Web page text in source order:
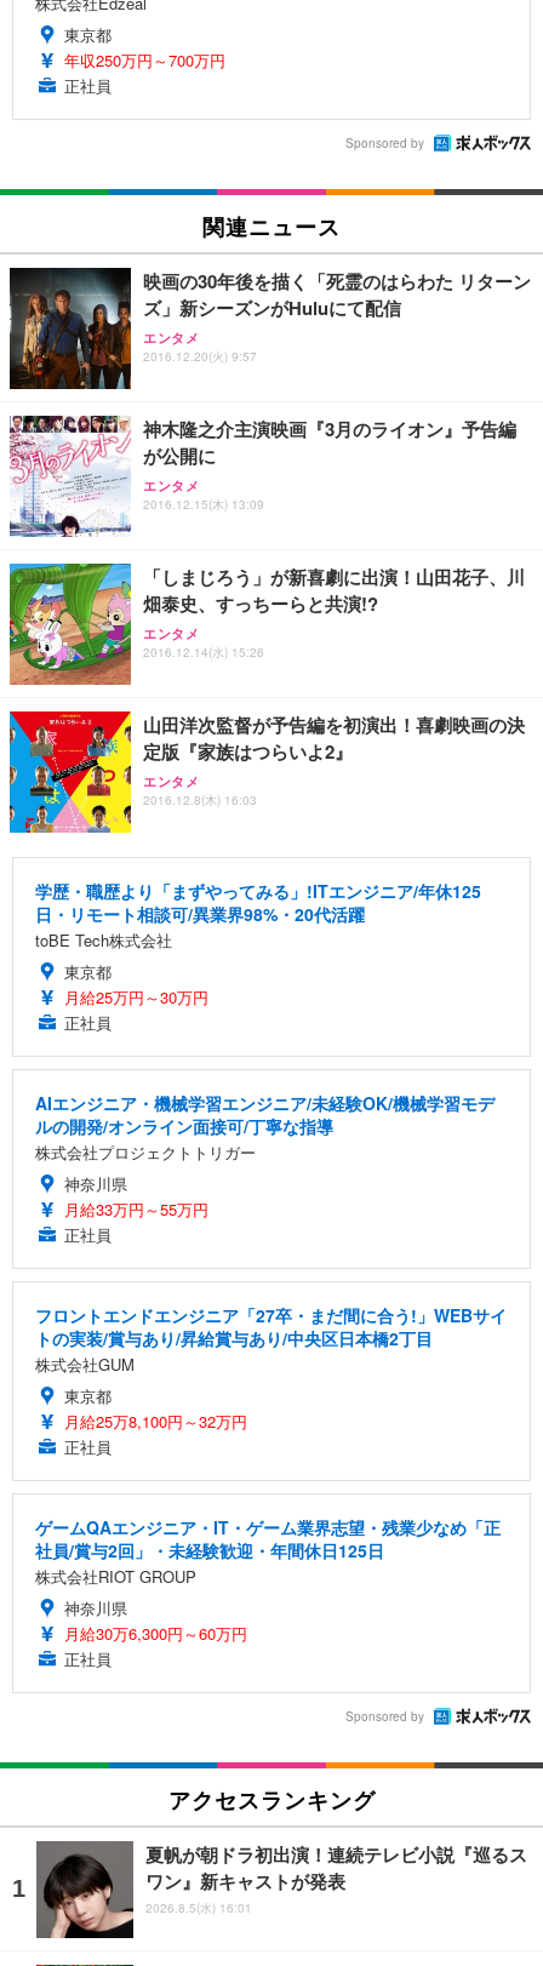
東京都
年収250万円～700万円
正社員
Sponsored by
関連ニュース
映画の30年後を描く「死霊のはらわた リターン
ズ」新シーズンがHuluにて配信
エンタメ
2016.12.20(火) 9:57
神木隆之介主演映画『3月のライオン』予告編
が公開に
エンタメ
2016.12.15(木) 13:09
「しまじろう」が新喜劇に出演！山田花子、川
畑泰史、すっちーらと共演!?
エンタメ
2016.12.14(水) 15:26
山田洋次監督が予告編を初演出！喜劇映画の決
定版『家族はつらいよ2』
エンタメ
2016.12.8(木) 16:03
学歴・職歴より「まずやってみる」!ITエンジニア/年休125
日・リモート相談可/異業界98%・20代活躍
toBE Tech株式会社
東京都
月給25万円～30万円
正社員
AIエンジニア・機械学習エンジニア/未経験OK/機械学習モデ
ルの開発/オンライン面接可/丁寧な指導
株式会社プロジェクトトリガー
神奈川県
月給33万円～55万円
正社員
フロントエンドエンジニア「27卒・まだ間に合う!」WEBサイ
トの実装/賞与あり/昇給賞与あり/中央区日本橋2丁目
株式会社GUM
東京都
月給25万8,100円～32万円
正社員
ゲームQAエンジニア・IT・ゲーム業界志望・残業少なめ「正
社員/賞与2回」・未経験歓迎・年間休日125日
株式会社RIOT GROUP
神奈川県
月給30万6,300円～60万円
正社員
Sponsored by
アクセスランキング
夏帆が朝ドラ初出演！連続テレビ小説『巡るス
ワン』新キャストが発表
2026.8.5(水) 16:01